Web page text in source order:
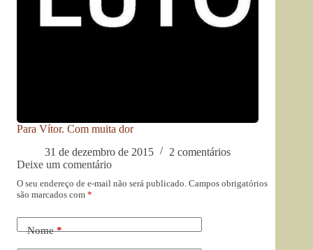
Para Vítor. Com muita dor
31 de dezembro de 2015
2 comentários
Deixe um comentário
O seu endereço de e-mail não será publicado. Campos obrigatórios
são marcados com *
Nome*